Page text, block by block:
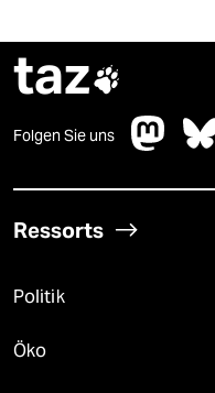
taz
Folgen Sie uns
Ressorts
Politik
Öko